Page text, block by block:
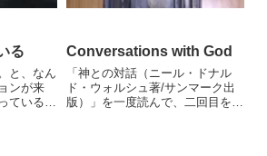
る
と、なん
ンが来
ているす
Conversations with God
「神との対話（ニール・ドナル
ド・ウォルシュ著/サンマーク出
版）」を一度読んで、二回目を読